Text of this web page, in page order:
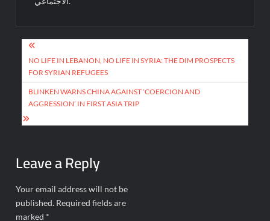
Post
navigation
NO LIFE IN LEBANON, NO LIFE IN SYRIA: THE DIM PROSPECTS
FOR SYRIAN REFUGEES
BLINKEN WARNS CHINA AGAINST ‘COERCION AND
AGGRESSION’ IN FIRST ASIA TRIP
Leave a Reply
Your email address will not be
published. Required fields are
marked *